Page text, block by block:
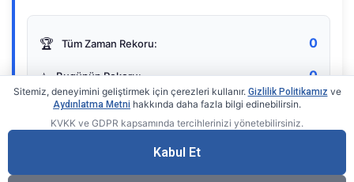
🏆 Tüm Zaman Rekoru: 0
⭐ Bugünün Rekoru: 0
Gerçek zamanlı sayaç
Sitemiz, deneyimini geliştirmek için çerezleri kullanır. Gizlilik Politikamız ve
Aydınlatma Metni hakkında daha fazla bilgi edinebilirsin.
KVKK ve GDPR kapsamında tercihlerinizi yönetebilirsiniz.
Kabul Et